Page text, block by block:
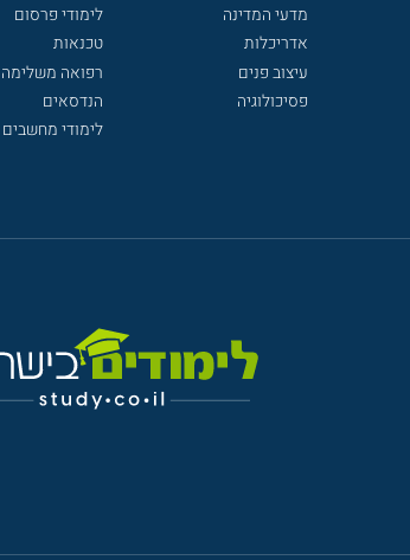
מדעי המדינה
אדריכלות
עיצוב פנים
פסיכולוגיה
לימודי פרסום
טכנאות
רפואה משלימה
הנדסאים
לימודי מחשבים